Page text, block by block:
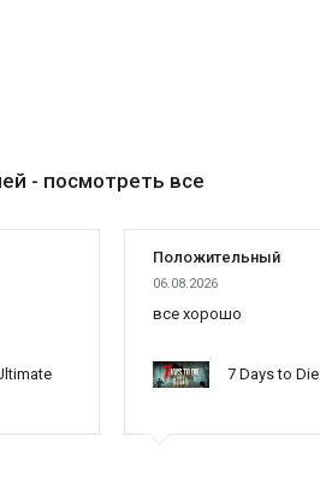
- посмотреть все
Положительный
06.08.2026
все хорошо
7 Days to Die